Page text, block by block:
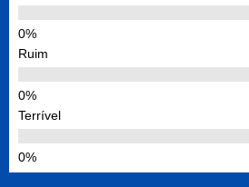
Ruim
Terrível